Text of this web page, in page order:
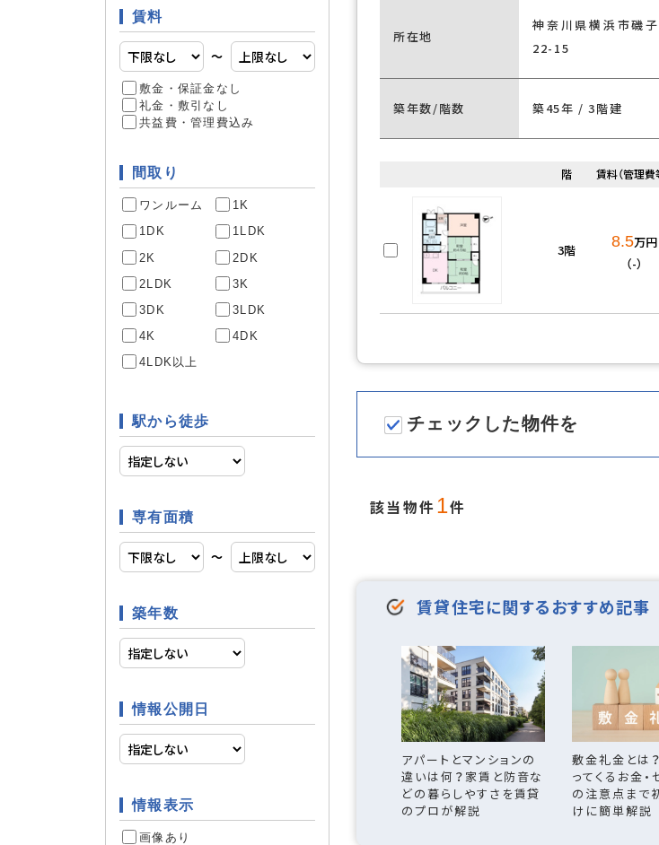
賃料
〜
敷金・保証金なし
礼金・敷引なし
共益費・管理費込み
間取り
ワンルーム
1K
1DK
1LDK
2K
2DK
2LDK
3K
3DK
3LDK
4K
4DK
4LDK以上
駅から徒歩
専有面積
〜
築年数
情報公開日
情報表示
画像あり
家具・家電
通信・放送
建物構造
外観タイル張り
南向き 角部屋
バス・トイレ
温水洗浄便座
洗面台
空調 床暖房
収納 ウォークインクロゼッ
所在地
神奈川県横浜市磯
22-15
築年数/階数 築45年 / 3階建
階 賃料（管理費
3階 8.5万円
（-）
チェックした物件を
該当物件 1件
賃貸住宅に関するおすすめ記事
アパートとマンションの
違いは何？家賃と防音な
どの暮らしやすさを賃貸
のプロが解説
敷金礼金とは
ってくるお金
の注意点まで
けに簡単解説